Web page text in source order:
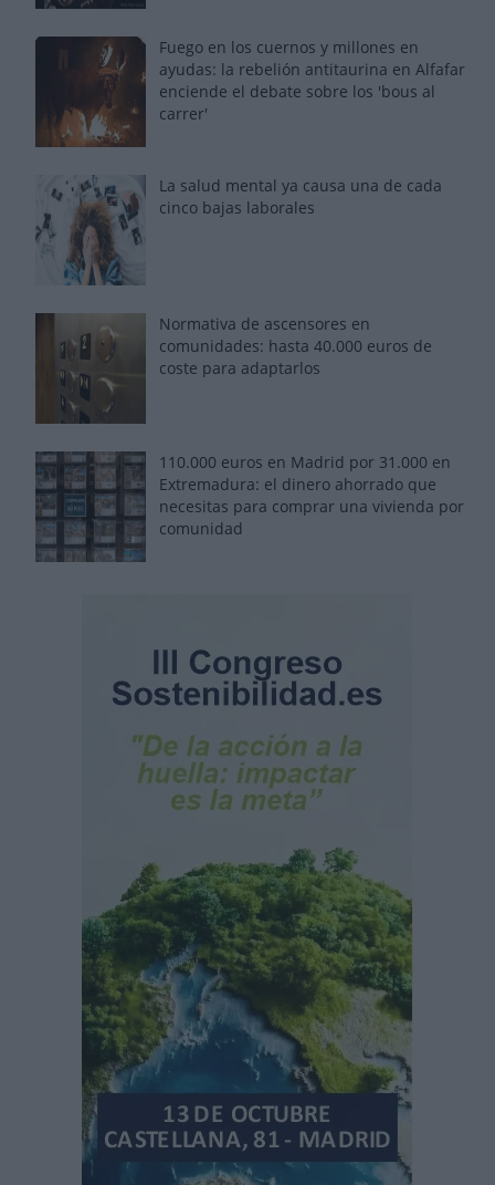
Fuego en los cuernos y millones en
ayudas: la rebelión antitaurina en Alfafar
enciende el debate sobre los 'bous al
carrer'
La salud mental ya causa una de cada
cinco bajas laborales
Normativa de ascensores en
comunidades: hasta 40.000 euros de
coste para adaptarlos
110.000 euros en Madrid por 31.000 en
Extremadura: el dinero ahorrado que
necesitas para comprar una vivienda por
comunidad